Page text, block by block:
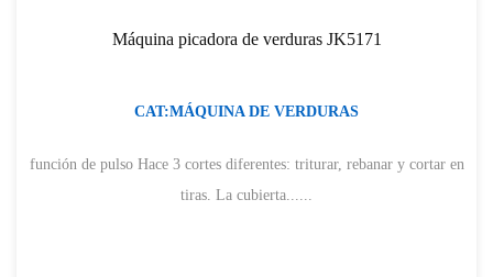
Máquina picadora de verduras JK5171
CAT:MÁQUINA DE VERDURAS
función de pulso Hace 3 cortes diferentes: triturar, rebanar y cortar en
tiras. La cubierta......